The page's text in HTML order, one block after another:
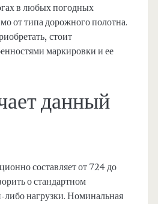
в любых погодных
от типа дорожного полотна.
стоит
маркировки и ее
данный
составляет от 724 до
о стандартном
либо нагрузки. Номинальная